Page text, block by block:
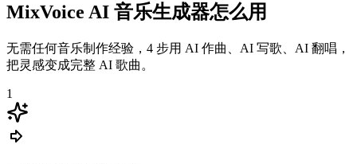
MixVoice AI 音乐生成器怎么用
无需任何音乐制作经验，4 步用 AI 作曲、AI 写歌、AI 翻唱，
把灵感变成完整 AI 歌曲。
1